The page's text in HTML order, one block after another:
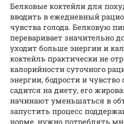
Белковые коктейли для
вводить в ежедневный
чувства голода. Белковую
переваривает значительно
уходит больше энергии и
коктейль практически не
калорийности суточного
энергии, бодрости и
садится на диету, его
начинают уменьшаться в
запустить процесс
норме, нужно потреблять